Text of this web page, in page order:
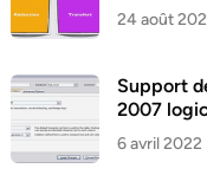
24 août
Support
2007
6 avril 2022